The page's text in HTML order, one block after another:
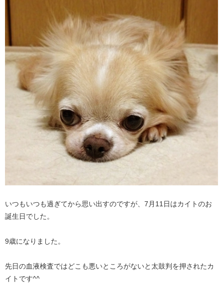
いつもいつも過ぎてから思い出すのですが、7月11日はカイトのお
誕生日でした。
9歳になりました。
先日の血液検査ではどこも悪いところがないと太鼓判を押されたカ
イトです^^